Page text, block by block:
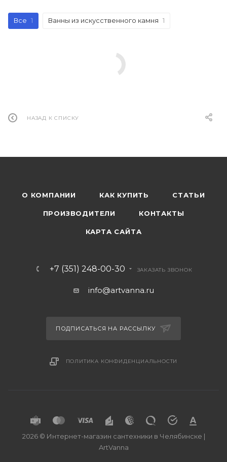
Все 1 Ванны из искусственного камня 1
НАЗАД К СПИСКУ
О КОМПАНИИ КАК КУПИТЬ СТАТЬИ
ПРОИЗВОДИТЕЛИ КОНТАКТЫ
КАРТА САЙТА
+7 (351) 248-00-30 ЗАКАЗАТЬ ЗВОНОК
info@artvanna.ru
ПОДПИСАТЬСЯ НА РАССЫЛКУ
ПОЛИТИКА КОНФИДЕНЦИАЛЬНОСТИ
2026 © Интернет-магазин сантехники в Челябинске |
ArtVanna